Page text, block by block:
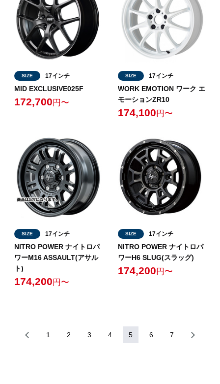
SIZE 17インチ
MID EXCLUSIVE025F
172,700 円〜
SIZE 17インチ
WORK EMOTION ワーク エ
モーションZR10
174,100 円〜
SIZE 17インチ
NITRO POWER ナイトロパ
ワーM16 ASSAULT(アサル
ト)
174,200 円〜
SIZE 17インチ
NITRO POWER ナイトロパ
ワーH6 SLUG(スラッグ)
174,200 円〜
1 2 3 4 5 6 7